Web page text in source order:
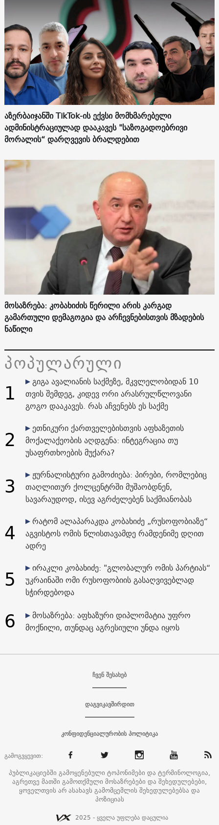
აზერბაიჯანში TikTok-ის ექვსი მომხმარებელი
ადმინისტრაციულად დააკავეს "საზოგადოებრივი
მორალის“ დარღვევის ბრალდებით
მოსაზრება: კობახიძის წერილი არის კარგად
გამართული დემაგოგია და არჩევნებისთვის მზადების
ნაწილი
პოპულარული
1
გიგა ავალიანის საქმეზე, მკვლელობიდან 10
თვის შემდეგ, კიდევ ორი არასრულწლოვანი
გოგო დააკავეს. რას აჩვენებს ეს საქმე
2
ეთნიკური ქართველებისთვის აფხაზეთის
მოქალაქეობის აღდგენა: ინტეგრაცია თუ
უსაფრთხოების მუქარა?
3
ჟურნალისტური გამოძიება: პირები, რომლებიც
თაღლითურ ქოლცენტრში მუშაობდნენ,
სავარაუდოდ, ისევ აგრძელებენ საქმიანობას
4
რატომ ალაპარაკდა კობახიძე „რუსოფობიაზე“
აგვისტოს ომის წლისთავამდე რამდენიმე დღით
ადრე
5
ირაკლი კობახიძე: "გლობალურ ომის პარტიას“
უკრაინაში ომი რუსოფობიის გასაღვივებლად
სჭირდებოდა
6
მოსაზრება: აფხაზური დიპლომატია უფრო
მოქნილი, თუნდაც აგრესიული უნდა იყოს
ჩვენ შესახებ
დაგვიკავშირდით
კონფიდენციალურობის პოლიტიკა
გამოგვყევით:
პუბლიკაციებში გამოყენებული ტოპონიმები და ტერმინოლოგია,
აგრეთვე მათში გამოთქმული მოსაზრებები და შეხედულებები,
ყოველთვის არ ასახავს გამომცემლის შეხედულებებსა და
პოზიციას
2025 - ყველა უფლება დაცულია